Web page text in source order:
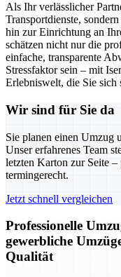
Als Ihr verlässlicher
Transportdienste,
hin zur Einrichtung an
schätzen nicht nur die
einfache, transparente
Stressfaktor sein – mit
Erlebniswelt, die Sie sich
Wir sind für Sie da
Sie planen einen Umzug
Unser erfahrenes Team
letzten Karton zur Seite –
termingerecht.
Jetzt schnell vergleichen
Professionelle
gewerbliche
Qualität